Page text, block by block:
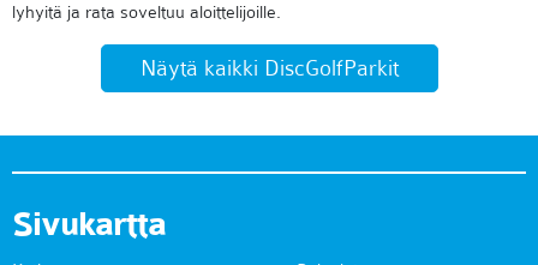
lyhyitä ja rata soveltuu aloittelijoille.
Näytä kaikki DiscGolfParkit
Sivukartta